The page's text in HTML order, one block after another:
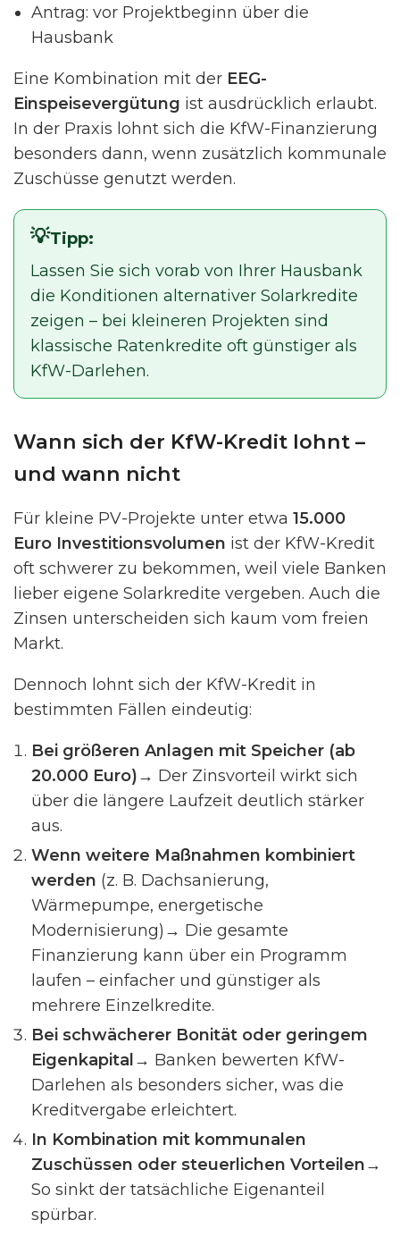
Antrag: vor Projektbeginn über die
Hausbank
Eine Kombination mit der EEG-
Einspeisevergütung ist ausdrücklich erlaubt.
In der Praxis lohnt sich die KfW-Finanzierung
besonders dann, wenn zusätzlich kommunale
Zuschüsse genutzt werden.
Tipp:
Lassen Sie sich vorab von Ihrer Hausbank
die Konditionen alternativer Solarkredite
zeigen – bei kleineren Projekten sind
klassische Ratenkredite oft günstiger als
KfW-Darlehen.
Wann sich der KfW-Kredit lohnt –
und wann nicht
Für kleine PV-Projekte unter etwa 15.000
Euro Investitionsvolumen ist der KfW-Kredit
oft schwerer zu bekommen, weil viele Banken
lieber eigene Solarkredite vergeben. Auch die
Zinsen unterscheiden sich kaum vom freien
Markt.
Dennoch lohnt sich der KfW-Kredit in
bestimmten Fällen eindeutig:
Bei größeren Anlagen mit Speicher (ab
20.000 Euro)→ Der Zinsvorteil wirkt sich
über die längere Laufzeit deutlich stärker
aus.
Wenn weitere Maßnahmen kombiniert
werden (z. B. Dachsanierung,
Wärmepumpe, energetische
Modernisierung)→ Die gesamte
Finanzierung kann über ein Programm
laufen – einfacher und günstiger als
mehrere Einzelkredite.
Bei schwächerer Bonität oder geringem
Eigenkapital → Banken bewerten KfW-
Darlehen als besonders sicher, was die
Kreditvergabe erleichtert.
In Kombination mit kommunalen
Zuschüssen oder steuerlichen Vorteilen→
So sinkt der tatsächliche Eigenanteil
spürbar.